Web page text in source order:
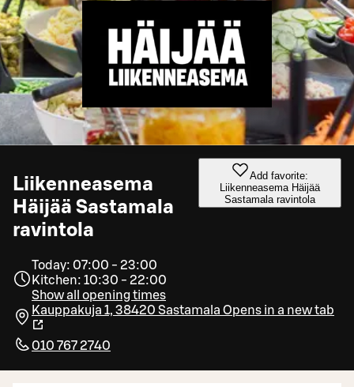
Liikenneasema
Häijää Sastamala
ravintola
Add favorite:
Liikenneasema Häijää
Sastamala ravintola
Today: 07:00 - 23:00
Kitchen: 10:30 - 22:00
Show all opening times
Kauppakuja 1, 38420 Sastamala Opens in a new tab
010 767 2740